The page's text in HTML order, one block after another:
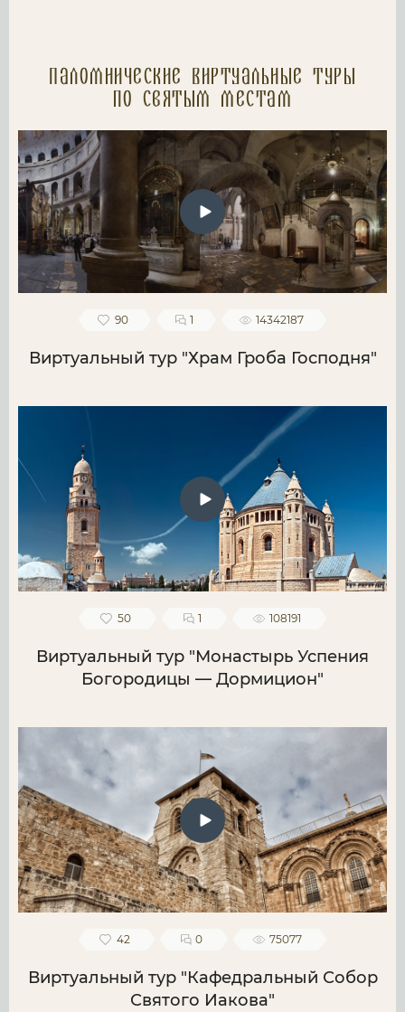
Паломнические Виртуальные туры
по святым местам
90 1 14342187
Виртуальный тур "Храм Гроба Господня"
50 1 108191
Виртуальный тур "Монастырь Успения
Богородицы — Дормицион"
42 0 75077
Виртуальный тур "Кафедральный Собор
Святого Иакова"